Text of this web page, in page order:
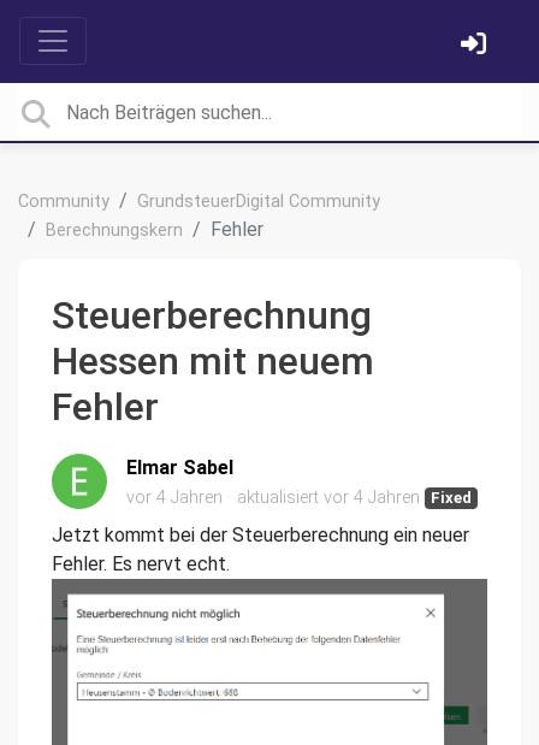
Community
GrundsteuerDigital Community
Berechnungskern
Fehler
Steuerberechnung
Hessen mit neuem
Fehler
Elmar Sabel
vor 4 Jahren aktualisiert vor 4 Jahren Fixed
Jetzt kommt bei der Steuerberechnung ein neuer
Fehler. Es nervt echt.